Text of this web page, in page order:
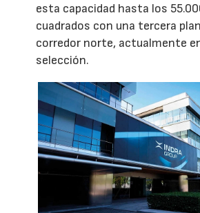
esta capacidad hasta los
cuadrados con una tercera
corredor norte, actualmente
selección.